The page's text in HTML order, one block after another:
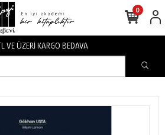
VE ÜZERİ KARGO BEDAVA
0